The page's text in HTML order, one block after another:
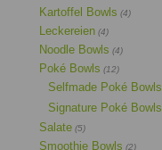
Kartoffel Bowls (4)
Leckereien (4)
Noodle Bowls (4)
Poké Bowls (12)
Selfmade Poké Bowls
Signature Poké Bowls
Salate (5)
Smoothie Bowls (2)